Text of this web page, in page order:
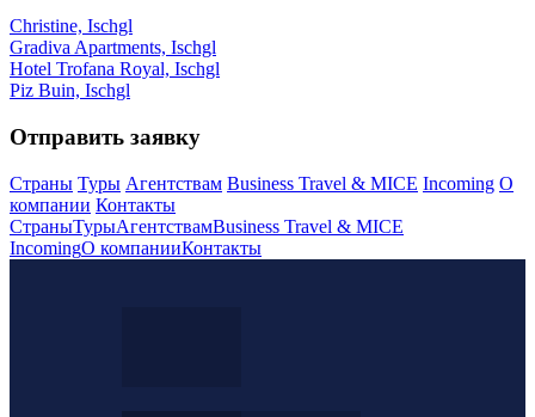
Christine, Ischgl
Gradiva Apartments, Ischgl
Hotel Trofana Royal, Ischgl
Piz Buin, Ischgl
Отправить заявку
Страны Туры Агентствам Business Travel & MICE Incoming О
компании Контакты
СтраныТурыАгентствамBusiness Travel & MICE
IncomingО компанииКонтакты